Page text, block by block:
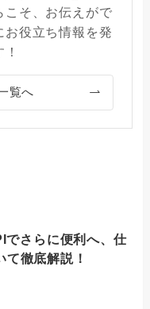
こそ、お伝えがで
お役立ち情報を発
覧へ
でさらに便利へ、仕
て徹底解説！